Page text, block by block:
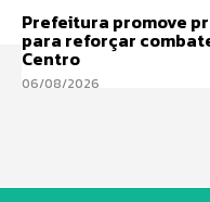
Prefeitura promove
para reforçar
Centro
06/08/2026